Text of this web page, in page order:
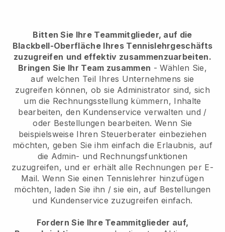
Bitten Sie Ihre Teammitglieder, auf die
Blackbell-Oberfläche Ihres Tennislehrgeschäfts
zuzugreifen und effektiv zusammenzuarbeiten.
Bringen Sie Ihr Team zusammen - Wählen Sie,
auf welchen Teil Ihres Unternehmens sie
zugreifen können, ob sie Administrator sind, sich
um die Rechnungsstellung kümmern, Inhalte
bearbeiten, den Kundenservice verwalten und /
oder Bestellungen bearbeiten. Wenn Sie
beispielsweise Ihren Steuerberater einbeziehen
möchten, geben Sie ihm einfach die Erlaubnis, auf
die Admin- und Rechnungsfunktionen
zuzugreifen, und er erhält alle Rechnungen per E-
Mail. Wenn Sie einen Tennislehrer hinzufügen
möchten, laden Sie ihn / sie ein, auf Bestellungen
und Kundenservice zuzugreifen einfach.
Fordern Sie Ihre Teammitglieder auf,